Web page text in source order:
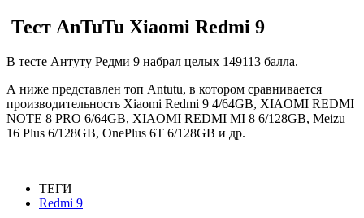
Тест AnTuTu Xiaomi Redmi 9
В тесте Антуту Редми 9 набрал целых 149113 балла.
А ниже представлен топ Antutu, в котором сравнивается
производительность Xiaomi Redmi 9 4/64GB, XIAOMI REDMI
NOTE 8 PRO 6/64GB, XIAOMI REDMI MI 8 6/128GB, Meizu
16 Plus 6/128GB, OnePlus 6T 6/128GB и др.
ТЕГИ
Redmi 9